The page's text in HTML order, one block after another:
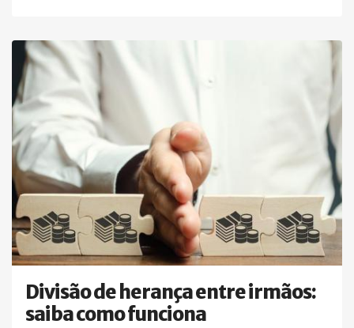
Divisão de herança entre irmãos:
saiba como funciona